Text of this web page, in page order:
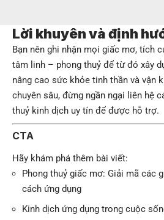
Lời khuyên và định
Bạn nên ghi nhận mọi giấc mơ, tích
tâm linh – phong thuỷ để từ đó xây
nâng cao sức khỏe tinh thần và vận
chuyên sâu, đừng ngần ngại liên hệ
thuỷ kinh dịch uy tín để được hỗ trợ.
CTA
Hãy khám phá thêm bài viết:
Phong thuỷ giấc mơ: Giải mã các
cách ứng dụng
Kinh dịch ứng dụng trong cuộc